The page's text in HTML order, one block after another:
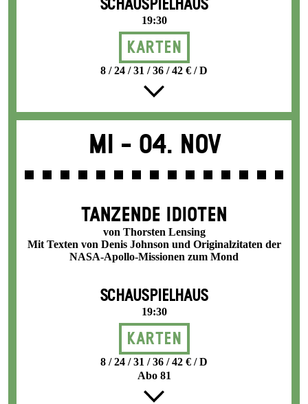
SCHAUSPIELHAUS
19:30
Karten
8 / 24 / 31 / 36 / 42 € / D
Mi - 04. Nov
TANZENDE IDIOTEN
von Thorsten Lensing
Mit Texten von Denis Johnson und Originalzitaten der
NASA-Apollo-Missionen zum Mond
SCHAUSPIELHAUS
19:30
Karten
8 / 24 / 31 / 36 / 42 € / D
Abo 81